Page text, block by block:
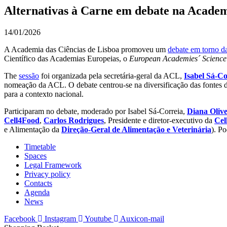
Alternativas à Carne em debate na
14/01/2026
A Academia das Ciências de Lisboa promoveu um debate em torno
Científico das Academias Europeias, o European Academies´
The sessão foi organizada pela secretária-geral da ACL, Isabel Sá-
nomeação da ACL. O debate centrou-se na diversificação das fontes
para a contexto nacional.
Participaram no debate, moderado por Isabel Sá-Correia, Diana
Cell4Food, Carlos Rodrigues, Presidente e diretor-executivo da
e Alimentação da Direção-Geral de Alimentação e Veterinária).
Timetable
Spaces
Legal Framework
Privacy policy
Contacts
Agenda
News
Facebook
Instagram Youtube
Auxicon-mail